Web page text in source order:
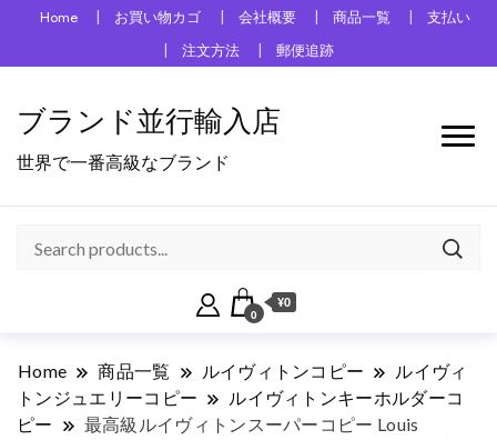
Home お買い物カゴ 会社概要 商品一覧
支払い
注文方法
郵便追跡
ブランド並行輸入店
世界で一番高級なブランド
0
¥0
Home 商品一覧 ルイヴィトンコピー
ルイヴィ
トンジュエリーコピー
ルイヴィトンキーホルダーコ
ピー
最高級ルイヴィトンスーパーコピー Louis